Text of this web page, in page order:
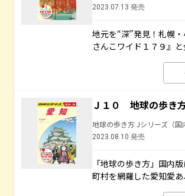
2023.07.13 発売
地元を“深”発見！札幌
さんこワイド１７９』と
Ｊ１０ 地球の歩き
地球の歩き方 Jシリーズ（国
2023.08.10 発売
「地球の歩き方」国内
町村を網羅した愛知愛あ